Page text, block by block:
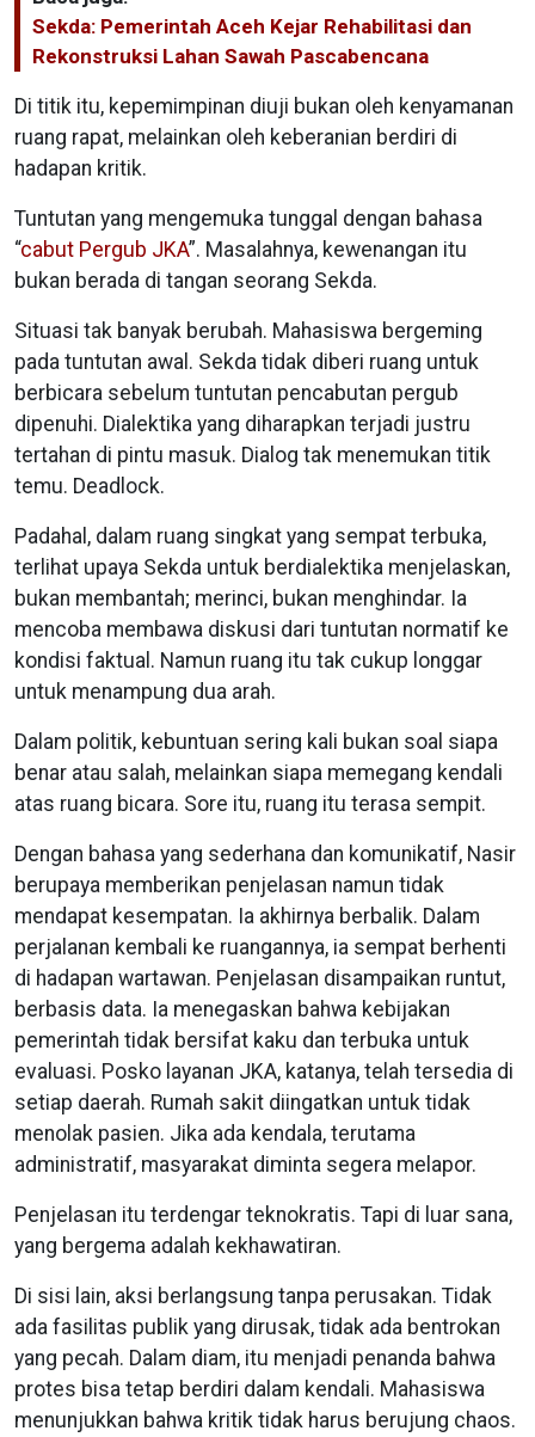
Sekda: Pemerintah Aceh Kejar Rehabilitasi dan
Rekonstruksi Lahan Sawah Pascabencana
Di titik itu, kepemimpinan diuji bukan oleh kenyamanan
ruang rapat, melainkan oleh keberanian berdiri di
hadapan kritik.
Tuntutan yang mengemuka tunggal dengan bahasa
“cabut Pergub JKA”. Masalahnya, kewenangan itu
bukan berada di tangan seorang Sekda.
Situasi tak banyak berubah. Mahasiswa bergeming
pada tuntutan awal. Sekda tidak diberi ruang untuk
berbicara sebelum tuntutan pencabutan pergub
dipenuhi. Dialektika yang diharapkan terjadi justru
tertahan di pintu masuk. Dialog tak menemukan titik
temu. Deadlock.
Padahal, dalam ruang singkat yang sempat terbuka,
terlihat upaya Sekda untuk berdialektika menjelaskan,
bukan membantah; merinci, bukan menghindar. Ia
mencoba membawa diskusi dari tuntutan normatif ke
kondisi faktual. Namun ruang itu tak cukup longgar
untuk menampung dua arah.
Dalam politik, kebuntuan sering kali bukan soal siapa
benar atau salah, melainkan siapa memegang kendali
atas ruang bicara. Sore itu, ruang itu terasa sempit.
Dengan bahasa yang sederhana dan komunikatif, Nasir
berupaya memberikan penjelasan namun tidak
mendapat kesempatan. Ia akhirnya berbalik. Dalam
perjalanan kembali ke ruangannya, ia sempat berhenti
di hadapan wartawan. Penjelasan disampaikan runtut,
berbasis data. Ia menegaskan bahwa kebijakan
pemerintah tidak bersifat kaku dan terbuka untuk
evaluasi. Posko layanan JKA, katanya, telah tersedia di
setiap daerah. Rumah sakit diingatkan untuk tidak
menolak pasien. Jika ada kendala, terutama
administratif, masyarakat diminta segera melapor.
Penjelasan itu terdengar teknokratis. Tapi di luar sana,
yang bergema adalah kekhawatiran.
Di sisi lain, aksi berlangsung tanpa perusakan. Tidak
ada fasilitas publik yang dirusak, tidak ada bentrokan
yang pecah. Dalam diam, itu menjadi penanda bahwa
protes bisa tetap berdiri dalam kendali. Mahasiswa
menunjukkan bahwa kritik tidak harus berujung chaos.